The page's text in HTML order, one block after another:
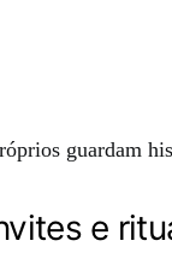
guardam
e